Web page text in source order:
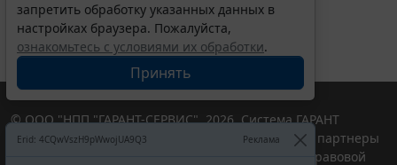
запретить обработку указанных данных в
настройках браузера. Пожалуйста,
ознакомьтесь с условиями их обработки.
Принять
Erid: 4CQwVszH9pWwojUA9Q3 Реклама
© ООО "НПП "ГАРАНТ-СЕРВИС", 2026. Система ГАРАНТ
выпускается с 1990 года. Компания "Гарант" и ее партнеры
являются участниками Российской ассоциации правовой